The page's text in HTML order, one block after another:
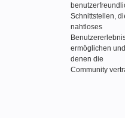
Schnittstellen,
nahtloses
ermöglichen und
denen die
Community